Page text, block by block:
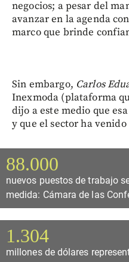
negocios; a pesar del
avanzar en la agenda
marco que brinde
Sin embargo, Carlos
Inexmoda (plataforma
dijo a este medio que
y que el sector ha
88.000
nuevos puestos de trabajo
medida: Cámara de las
1.304
millones de dólares